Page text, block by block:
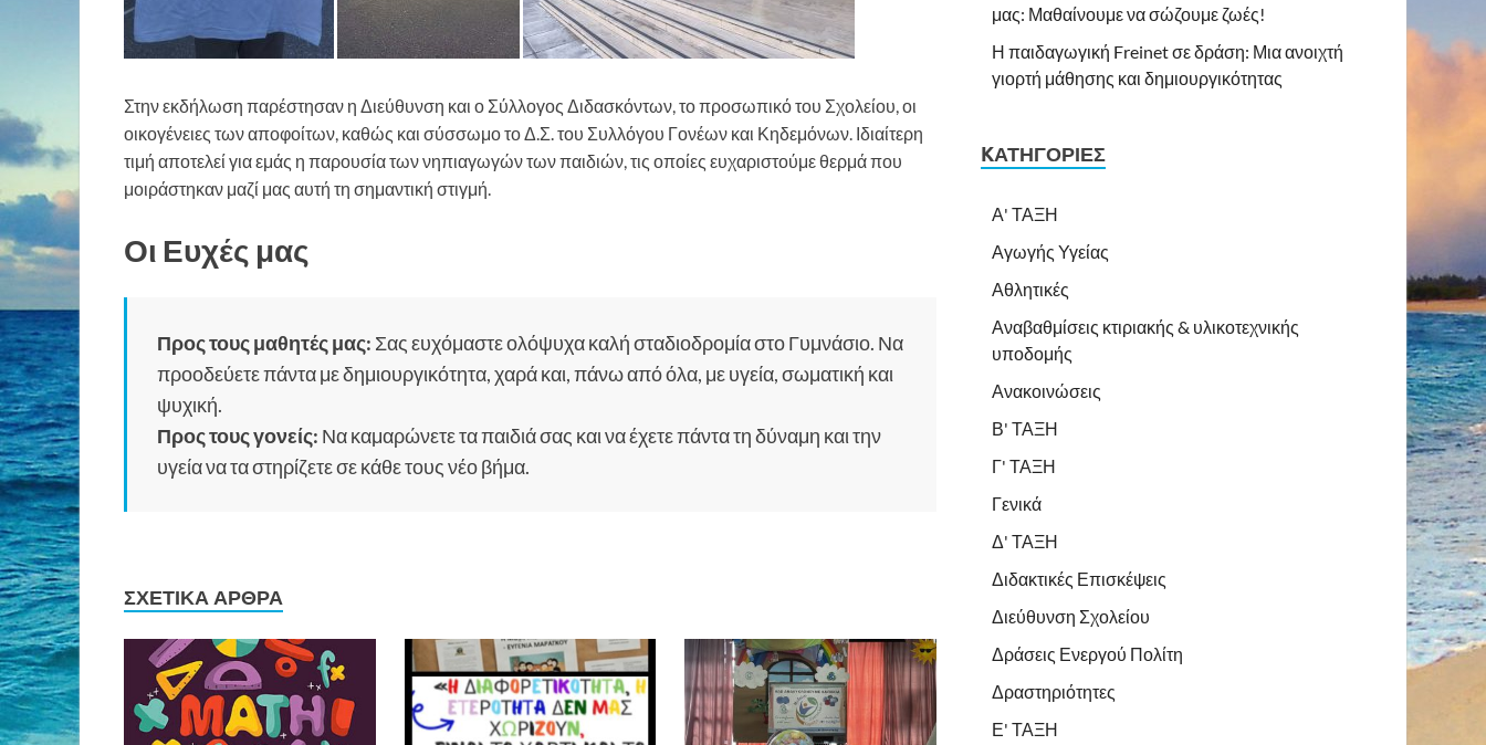
Στην εκδήλωση παρέστησαν η Διεύθυνση και ο Σύλλογος Διδασκόντων, το προσωπικό του Σχολείου, οι
οικογένειες των αποφοίτων, καθώς και σύσσωμο το Δ.Σ. του Συλλόγου Γονέων και Κηδεμόνων. Ιδιαίτερη
τιμή αποτελεί για εμάς η παρουσία των νηπιαγωγών των παιδιών, τις οποίες ευχαριστούμε θερμά που
μοιράστηκαν μαζί μας αυτή τη σημαντική στιγμή.
Οι Ευχές μας
Προς τους μαθητές μας: Σας ευχόμαστε ολόψυχα καλή σταδιοδρομία στο Γυμνάσιο. Να
προοδεύετε πάντα με δημιουργικότητα, χαρά και, πάνω από όλα, με υγεία, σωματική και
ψυχική.
Προς τους γονείς: Να καμαρώνετε τα παιδιά σας και να έχετε πάντα τη δύναμη και την
υγεία να τα στηρίζετε σε κάθε τους νέο βήμα.
ΣΧΕΤΙΚΆ ΆΡΘΡΑ
μας: Μαθαίνουμε να σώζουμε ζωές!
Η παιδαγωγική Freinet σε δράση: Μια ανοιχτή
γιορτή μάθησης και δημιουργικότητας
KΑΤΗΓΟΡΊΕΣ
Α' ΤΑΞΗ
Αγωγής Υγείας
Αθλητικές
Αναβαθμίσεις κτιριακής & υλικοτεχνικής
υποδομής
Ανακοινώσεις
Β' ΤΑΞΗ
Γ' ΤΑΞΗ
Γενικά
Δ' ΤΑΞΗ
Διδακτικές Επισκέψεις
Διεύθυνση Σχολείου
Δράσεις Ενεργού Πολίτη
Δραστηριότητες
Ε' ΤΑΞΗ